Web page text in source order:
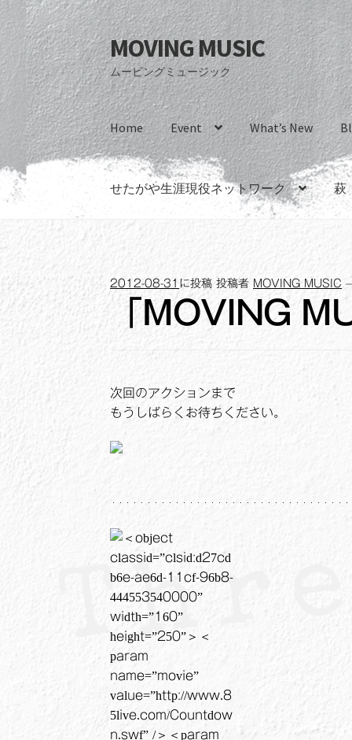
ナ
ビ
ゲ
ー
シ
ョ
ン
ス
コ
ン
テ
ン
ツ
へ
ス
ッ
MOVING MUSIC
ムービングミュージック
Home Event What’s New
せたがや生涯現役ネットワーク 萩
2012-08-31 に投稿 投稿者 MOVING MUSIC
「MOVING
次回のアクションまで
もうしばらくお待ちください。
・・・・・・・・・・・・・・・・・・・・・・・・・・・・・・・・・